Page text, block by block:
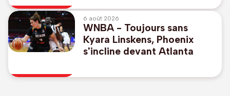
attaques sur son intégrité"
6 août 2026
WNBA - Toujours sans
Kyara Linskens, Phoenix
s'incline devant Atlanta